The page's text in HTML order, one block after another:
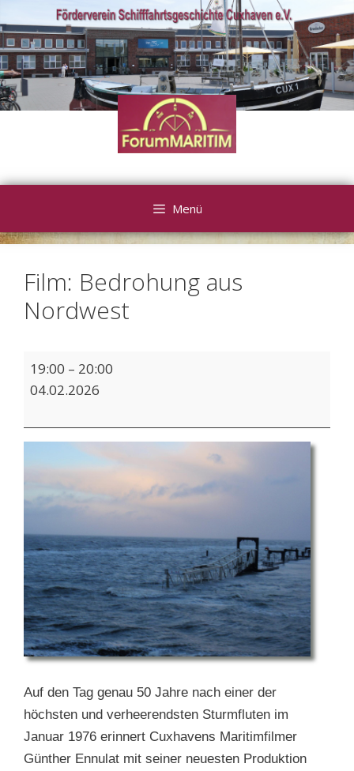
Inhalt
springen
Menü
Film: Bedrohung aus
Nordwest
Film:
Bedrohung
Nordwest
19:00 – 20:00
04.02.2026
Auf den Tag genau 50 Jahre nach einer der
höchsten und verheerendsten Sturmfluten im
Januar 1976 erinnert Cuxhavens Maritimfilmer
Günther Ennulat mit seiner neuesten Produktion